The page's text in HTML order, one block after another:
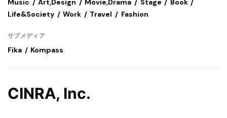
Life&Society
Work Travel Fashion
サブメディア
Fika Kompass
CINRA, Inc.